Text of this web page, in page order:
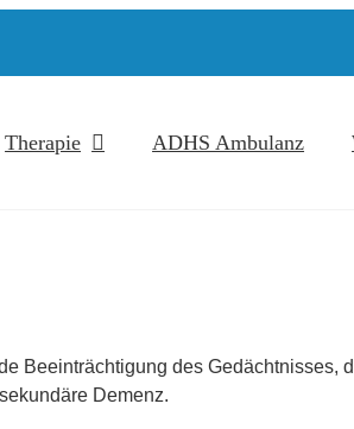
Therapie ADHS Ambulanz
Beeinträchtigung des Gedächtnisses,
Demenz.